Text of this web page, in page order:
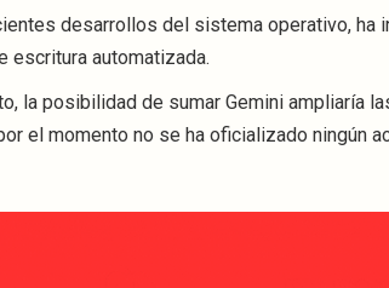
desarrollos del sistema operativo, ha
escritura automatizada.
la posibilidad de sumar Gemini ampliaría
el momento no se ha oficializado ningún